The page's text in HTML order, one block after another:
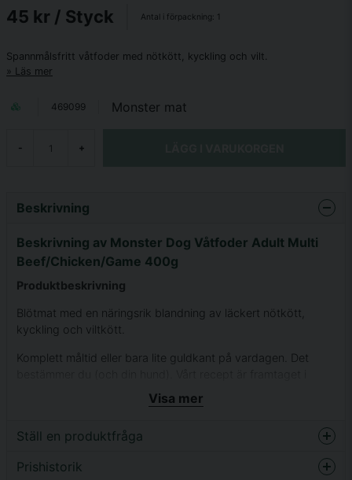
45 kr / Styck Antal i förpackning: 1
Spannmålsfritt våtfoder med nötkött, kyckling och vilt.
Läs mer
469099 Monster mat
- +
Beskrivning
Beskrivning av Monster Dog Våtfoder Adult Multi
Beef/Chicken/Game 400g
Produktbeskrivning
Blötmat med en näringsrik blandning av läckert nötkött,
kyckling och viltkött.
Komplett måltid eller bara lite guldkant på vardagen. Det
Sverige med noggrant utvalda ingredienser – fritt från
onödiga tillsatser! Precis så som vi tycker att en blötmat ska
Visa mer
Ställ en produktfråga
question
Prishistorik